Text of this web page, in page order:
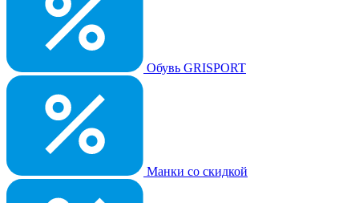
Обувь GRISPORT
Манки со скидкой